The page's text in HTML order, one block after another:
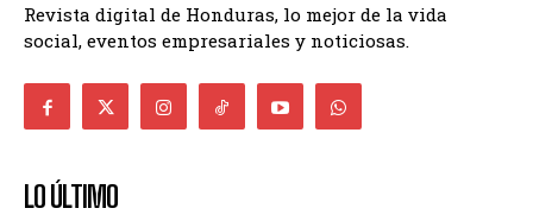
Revista digital de Honduras, lo mejor de la vida
social, eventos empresariales y noticiosas.
LO ÚLTIMO